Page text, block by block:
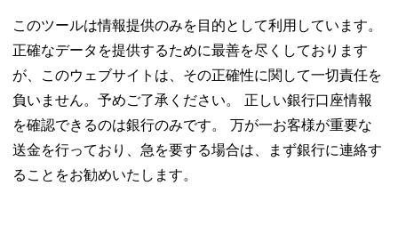
このツールは情報提供のみを目的として利用しています。
正確なデータを提供するために最善を尽くしております
が、このウェブサイトは、その正確性に関して一切責任を
負いません。予めご了承ください。 正しい銀行口座情報
を確認できるのは銀行のみです。 万が一お客様が重要な
送金を行っており、急を要する場合は、まず銀行に連絡す
ることをお勧めいたします。